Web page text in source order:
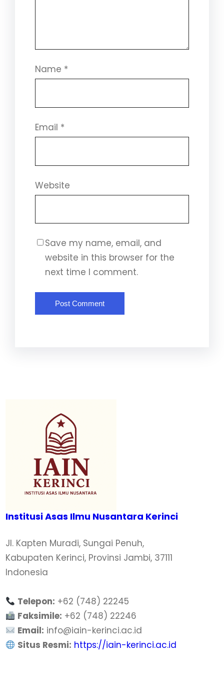
Name *
Email *
Website
Save my name, email, and
website in this browser for the
next time I comment.
Institusi Asas Ilmu Nusantara Kerinci
Jl. Kapten Muradi, Sungai Penuh,
Kabupaten Kerinci, Provinsi Jambi, 37111
Indonesia
Telepon: +62 (748) 22245
Faksimile: +62 (748) 22246
Email: info@iain-kerinci.ac.id
Situs Resmi: https://iain-kerinci.ac.id